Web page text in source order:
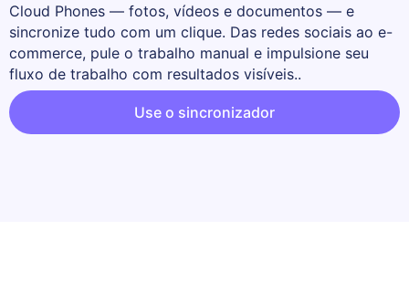
Cloud Phones — fotos, vídeos e documentos — e
sincronize tudo com um clique. Das redes sociais ao e-
commerce, pule o trabalho manual e impulsione seu
fluxo de trabalho com resultados visíveis..
Use o sincronizador